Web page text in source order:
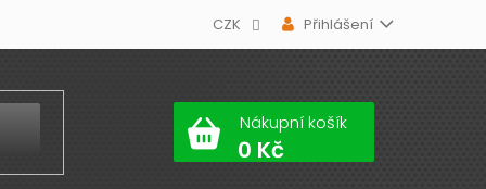
CZK Přihlášení
Nákupní košík